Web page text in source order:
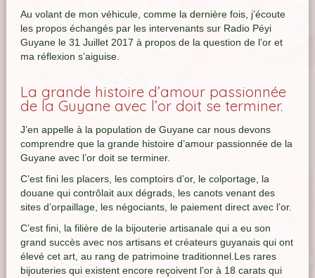
Au volant de mon véhicule, comme la dernière fois, j’écoute
les propos échangés par les intervenants sur Radio Péyi
Guyane le 31 Juillet 2017 à propos de la question de l’or et
ma réflexion s’aiguise.
La grande histoire d’amour passionnée
de la Guyane avec l’or doit se terminer.
J’en appelle à la population de Guyane car nous devons
comprendre que la grande histoire d’amour passionnée de la
Guyane avec l’or doit se terminer.
C’est fini les placers, les comptoirs d’or, le colportage, la
douane qui contrôlait aux dégrads, les canots venant des
sites d’orpaillage, les négociants, le paiement direct avec l’or.
C’est fini, la filière de la bijouterie artisanale qui a eu son
grand succès avec nos artisans et créateurs guyanais qui ont
élevé cet art, au rang de patrimoine traditionnel.Les rares
bijouteries qui existent encore reçoivent l’or à 18 carats qui